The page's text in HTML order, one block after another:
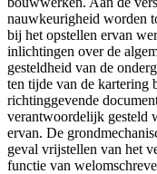
nauwkeurigheid worden
bij het opstellen ervan
inlichtingen over de
gesteldheid van de
ten tijde van de kartering
richtinggevende
verantwoordelijk gesteld
ervan. De
geval vrijstellen van het
functie van